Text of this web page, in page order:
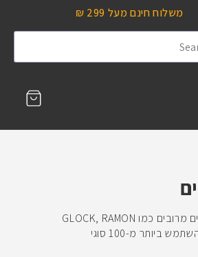
משלוח חינם מעל 299 ₪
עגלת
קניות
Kidon® - מערכת קיט להמרת אקדח מודולרית המתאימה לאקדחים מרובים כמו GLOCK, RAMON
SAUER, CZ ועוד. ** בהצגת רישיון נשק בתוקף ובצירוף ת.ז ניתן להשתמש ביותר מ-100 סוגי